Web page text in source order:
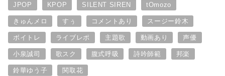
JPOP KPOP SILENT SIREN tOmozo
きゅんメロ すぅ コメントあり スージー鈴木
ボイトレ ライブレポ 主題歌 動画あり 声優
小泉誠司 歌スク 腹式呼吸 詩吟師範 邦楽
鈴華ゆう子 関取花